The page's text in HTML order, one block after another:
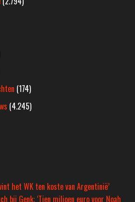
(174)
(4.245)
het WK ten koste van Argentinië’
bij Genk: ‘Tien miljoen euro voor Noah